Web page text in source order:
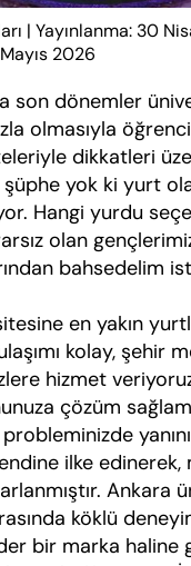
| Yayınlanma: 30
2026
son dönemler
olmasıyla
dikkatleri
yok ki yurt
Hangi yurdu
olan
bahsedelim
en yakın
kolay, şehir
hizmet
çözüm
ilke edinerek,
Ankara
köklü
bir marka haline